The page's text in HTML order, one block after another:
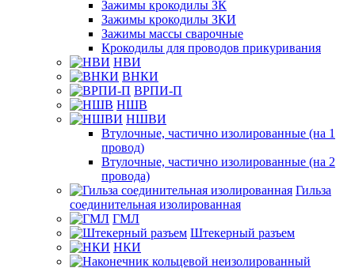
Зажимы крокодилы ЗК
Зажимы крокодилы ЗКИ
Зажимы массы сварочные
Крокодилы для проводов прикуривания
НВИ
ВНКИ
ВРПИ-П
НШВ
НШВИ
Втулочные, частично изолированные (на 1
провод)
Втулочные, частично изолированные (на 2
провода)
Гильза
соединительная изолированная
ГМЛ
Штекерный разъем
НКИ